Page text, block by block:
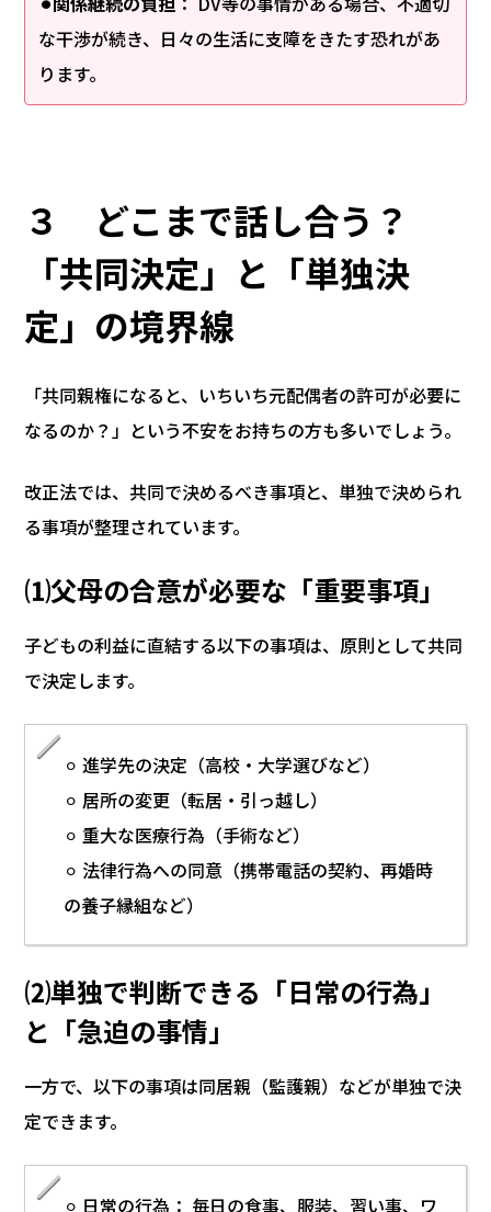
な干渉が続き、日々の生活に支障をきたす恐れがあ
ります。
３ どこまで話し合う？
「共同決定」と「単独決
定」の境界線
「共同親権になると、いちいち元配偶者の許可が必要に
なるのか？」という不安をお持ちの方も多いでしょう。
改正法では、共同で決めるべき事項と、単独で決められ
る事項が整理されています。
⑴父母の合意が必要な「重要事項」
子どもの利益に直結する以下の事項は、原則として共同
で決定します。
⚪︎ 進学先の決定（高校・大学選びなど）
⚪︎ 居所の変更（転居・引っ越し）
⚪︎ 重大な医療行為（手術など）
⚪︎ 法律行為への同意（携帯電話の契約、再婚時
の養子縁組など）
⑵単独で判断できる「日常の行為」
と「急迫の事情」
一方で、以下の事項は同居親（監護親）などが単独で決
定できます。
⚪︎ 日常の行為： 毎日の食事、服装、習い事、ワ